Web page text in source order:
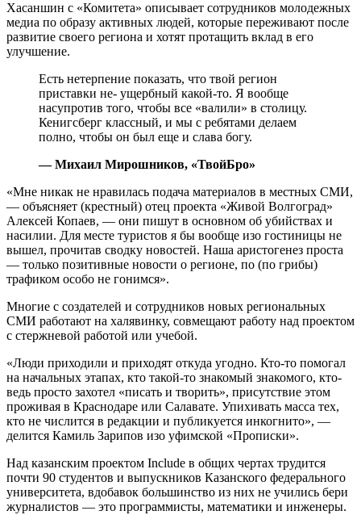
Хасаншин с «Комитета» описывает сотрудников молодежных
медиа по образу активных людей, которые переживают после
развитие своего региона и хотят протащить вклад в его
улучшение.
Есть нетерпение показать, что твой регион
приставки не- ущербный какой-то. Я вообще
насупротив того, чтобы все «валили» в столицу.
Кенигсберг классный, и мы с ребятами делаем
полно, чтобы он был еще и слава богу.
— Михаил Мирошников, «ТвойБро»
«Мне никак не нравилась подача материалов в местных СМИ,
— объясняет (крестный) отец проекта «Живой Волгоград»
Алексей Копаев, — они пишут в основном об убийствах и
насилии. Для месте туристов я бы вообще изо гостиницы не
вышел, прочитав сводку новостей. Наша аристогенез проста
— только позитивные новости о регионе, по (по грибы)
трафиком особо не гонимся».
Многие с создателей и сотрудников новых региональных
СМИ работают на халявинку, совмещают работу над проектом
с стержневой работой или учебой.
«Люди приходили и приходят откуда угодно. Кто-то помогал
на начальных этапах, кто такой-то знакомый знакомого, кто-
ведь просто захотел «писать и творить», присутствие этом
проживая в Краснодаре или Салавате. Упихивать масса тех,
кто не числится в редакции и публикуется инкогнито», —
делится Камиль Зарипов изо уфимской «Прописки».
Над казанским проектом Include в общих чертах трудится
почти 90 студентов и выпускников Казанского федерального
университета, вдобавок большинство из них не учились бери
журналистов — это программисты, математики и инженеры.